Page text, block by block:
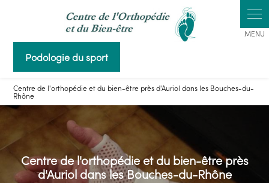
Podologie du sport
Centre de l'orthopédie et du bien-être près d'Auriol dans les Bouches-du-
Rhône
Centre de l'orthopédie et du bien-être près
d'Auriol dans les Bouches-du-Rhône